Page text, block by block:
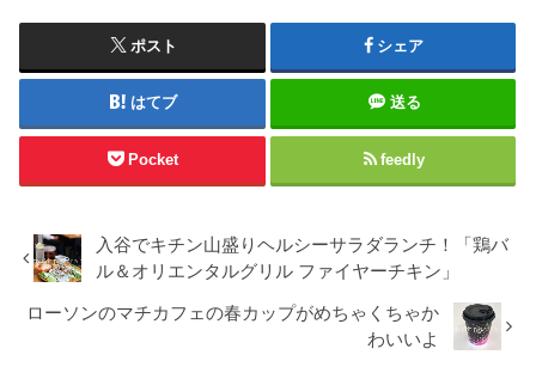
ポスト シェア
はてブ 送る
Pocket feedly
入谷でキチン山盛りヘルシーサラダランチ！「鶏バ
ル＆オリエンタルグリル ファイヤーチキン」
ローソンのマチカフェの春カップがめちゃくちゃか
わいいよ